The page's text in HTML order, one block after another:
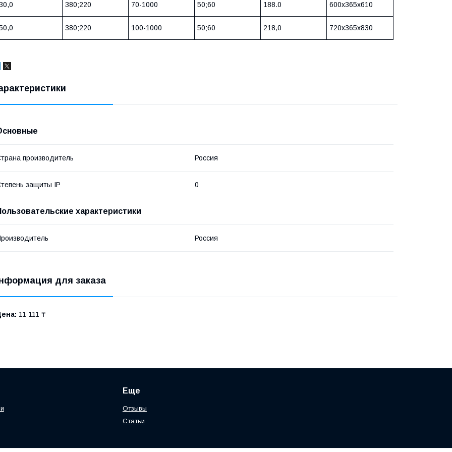
380;220 70-1000 50;60 188.0 600x365x610
380;220 100-1000 50;60 218,0 720x365x830
производитель Россия
защиты IP 0
характеристики
Россия
для заказа
11 111 ₸
Еще
Отзывы
Статьи